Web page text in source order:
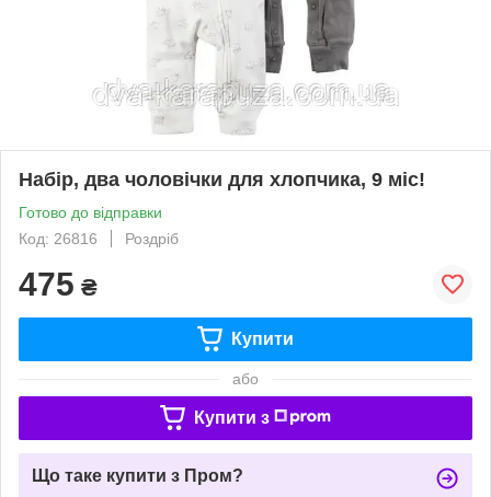
Набір, два чоловічки для хлопчика, 9 міс!
Готово до відправки
Код: 26816
Роздріб
475 ₴
Купити
або
Купити з
Що таке купити з Пром?